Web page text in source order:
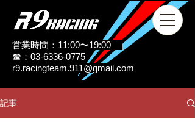
営業時間：11:00〜19:00
☎：03-6336-0775
r9.racingteam.911@gmail.com
記事